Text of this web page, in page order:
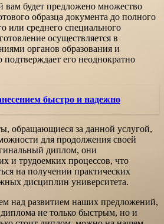
вам будет предложено множество
образца документа до полного
или среднего специального
осуществляется в
органов образования и
подтверждает его неоднократно
быстро и надежно
обращающиеся за данной услугой,
для продолжения своей
диплом, они
и трудоемких процессов, что
на получении практических
дисциплин университета.
над развитием наших предложений,
не только быстрым, но и